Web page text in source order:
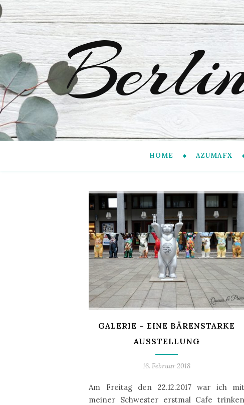
HOME AZUMAFX
GALERIE – EINE BÄRENSTARKE
AUSSTELLUNG
16. Februar 2018
Am Freitag den 22.12.2017 war ich mit
meiner Schwester erstmal Cafe trinken